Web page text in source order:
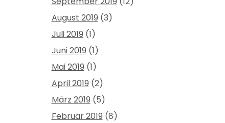
August 2019 (3)
Juli 2019 (1)
Juni 2019 (1)
Mai 2019 (1)
April 2019 (2)
März 2019 (5)
Februar 2019 (8)